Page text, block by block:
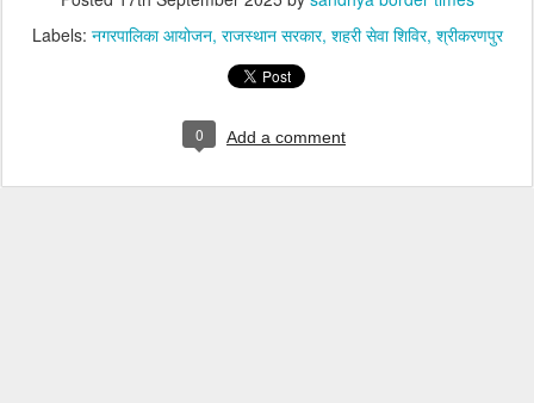
Labels: नगरपालिका आयोजन राजस्थान सरकार शहरी सेवा शिविर श्रीकरणपुर
0 Add a comment